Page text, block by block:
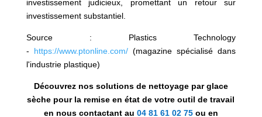
investissement judicieux, promettant un retour sur
investissement substantiel.
Source : Plastics Technology
- https://www.ptonline.com/(magazine spécialisé dans
l'industrie plastique)
Découvrez nos solutions de nettoyage par glace
sèche pour la remise en état de votre outil de travail
en nous contactant au 04 81 61 02 75ou en